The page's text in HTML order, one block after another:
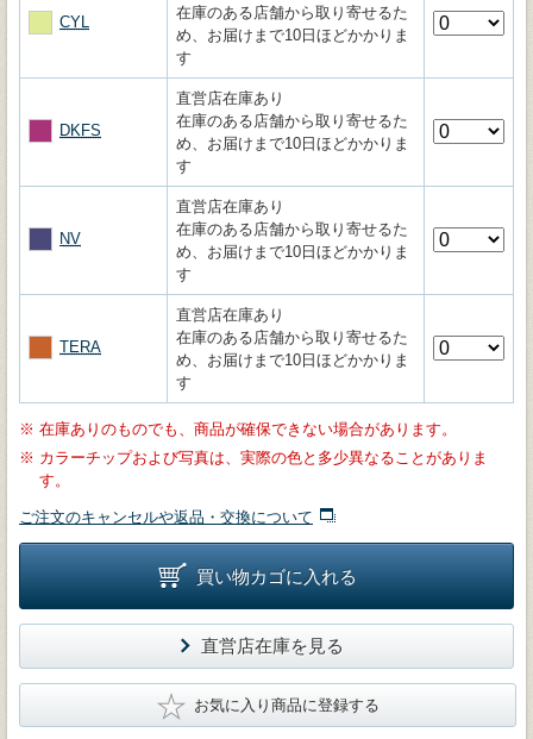
CYL
在庫のある店舗から取り寄せるた
め、お届けまで10日ほどかかりま
す
DKFS
直営店在庫あり
在庫のある店舗から取り寄せるた
め、お届けまで10日ほどかかりま
す
NV
直営店在庫あり
在庫のある店舗から取り寄せるた
め、お届けまで10日ほどかかりま
す
TERA
直営店在庫あり
在庫のある店舗から取り寄せるた
め、お届けまで10日ほどかかりま
す
※ 在庫ありのものでも、商品が確保できない場合があります。
※ カラーチップおよび写真は、実際の色と多少異なることがありま
す。
ご注文のキャンセルや返品・交換について
買い物カゴに入れる
直営店在庫を見る
★ お気に入り商品に登録する